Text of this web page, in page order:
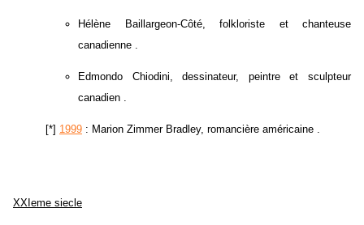
Hélène Baillargeon-Côté, folkloriste et chanteuse
canadienne .
Edmondo Chiodini, dessinateur, peintre et sculpteur
canadien .
[*] 1999 : Marion Zimmer Bradley, romancière américaine .
XXIeme siecle